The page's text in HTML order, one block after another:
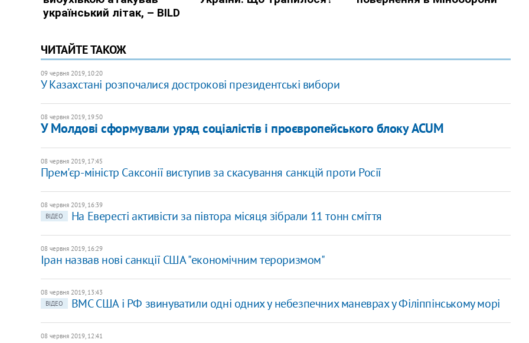
ЧИТАЙТЕ ТАКОЖ
09 червня 2019, 10:20
У Казахстані розпочалися дострокові президентські вибори
08 червня 2019, 19:50
У Молдові сформували уряд соціалістів і проєвропейського блоку ACUM
08 червня 2019, 17:45
Прем'єр-міністр Саксонії виступив за скасування санкцій проти Росії
08 червня 2019, 16:39
ВІДЕО
На Евересті активісти за півтора місяця зібрали 11 тонн сміття
08 червня 2019, 16:29
Іран назвав нові санкції США "економічним тероризмом"
08 червня 2019, 13:43
ВІДЕО
ВМС США і РФ звинуватили одні одних у небезпечних маневрах у Філіппінському морі
08 червня 2019, 12:41